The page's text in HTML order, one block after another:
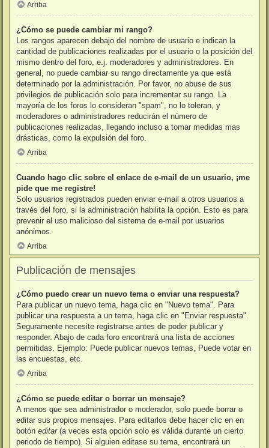
Arriba
¿Cómo se puede cambiar mi rango?
Los rangos aparecen debajo del nombre de usuario e indican la
cantidad de publicaciones realizadas por el usuario o la posición del
mismo dentro del foro, e.j. moderadores y administradores. En
general, no puede cambiar su rango directamente ya que está
determinado por la administración. Por favor, no abuse de sus
privilegios de publicación solo para incrementar su rango. La
mayoría de los foros lo consideran "spam", no lo toleran, y
moderadores o administradores reducirán el número de
publicaciones realizadas, llegando incluso a tomar medidas mas
drásticas, como la expulsión del foro.
Arriba
Cuando hago clic sobre el enlace de e-mail de un usuario, ¡me
pide que me registre!
Solo usuarios registrados pueden enviar e-mail a otros usuarios a
través del foro, si la administración habilita la opción. Esto es para
prevenir el uso malicioso del sistema de e-mail por usuarios
anónimos.
Arriba
Publicación de mensajes
¿Cómo puedo crear un nuevo tema o enviar una respuesta?
Para publicar un nuevo tema, haga clic en "Nuevo tema". Para
publicar una respuesta a un tema, haga clic en "Enviar respuesta".
Seguramente necesite registrarse antes de poder publicar y
responder. Abajo de cada foro encontrará una lista de acciones
permitidas. Ejemplo: Puede publicar nuevos temas, Puede votar en
las encuestas, etc.
Arriba
¿Cómo se puede editar o borrar un mensaje?
A menos que sea administrador o moderador, solo puede borrar o
editar sus propios mensajes. Para editarlos debe hacer clic en en
botón editar(a veces esta opción solo es válida durante un cierto
periodo de tiempo). Si alguien editase su tema, encontrará un